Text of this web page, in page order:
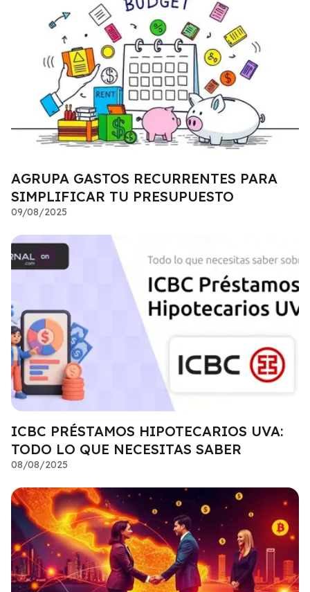
AGRUPA GASTOS RECURRENTES PARA
SIMPLIFICAR TU PRESUPUESTO
09/08/2025
ICBC PRÉSTAMOS HIPOTECARIOS UVA:
TODO LO QUE NECESITAS SABER
08/08/2025